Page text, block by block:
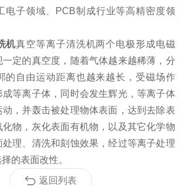
电子领域、PCB制成行业等高精密度领
机真空等离子清洗机两个电极形成电磁
定的真空度，随着气体越来越稀薄，分
的自由运动距离也越来越长，受磁场作
成等离子体，同时会发生辉光，等离子体
，并轰击被处理物体表面，达到去除表
物，灰化表面有机物，以及其它化学物
处理、清洗和刻蚀效果，经过等离子处理
的表面改性。
返回列表